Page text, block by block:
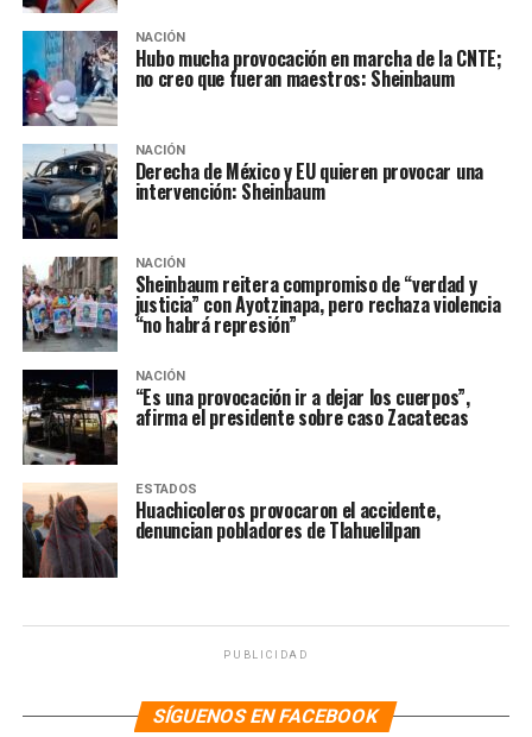
NACIÓN
Hubo mucha provocación en marcha de la CNTE;
no creo que fueran maestros: Sheinbaum
NACIÓN
Derecha de México y EU quieren provocar una
intervención: Sheinbaum
NACIÓN
Sheinbaum reitera compromiso de “verdad y
justicia” con Ayotzinapa, pero rechaza violencia
“no habrá represión”
NACIÓN
“Es una provocación ir a dejar los cuerpos”,
afirma el presidente sobre caso Zacatecas
ESTADOS
Huachicoleros provocaron el accidente,
denuncian pobladores de Tlahuelilpan
PUBLICIDAD
SÍGUENOS EN FACEBOOK